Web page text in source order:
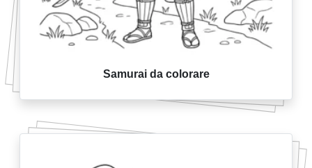
Samurai da colorare